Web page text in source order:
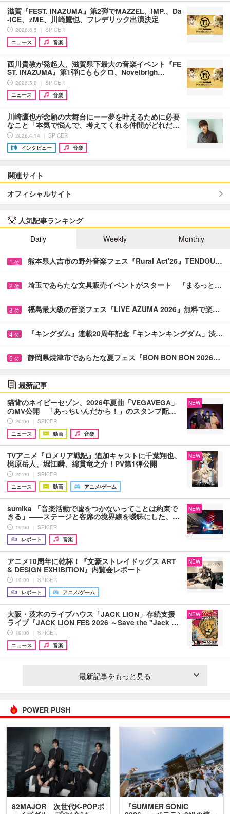
滋賀『FEST. INAZUMA』第2弾でMAZZEL、IMP.、Da
-iCE、≠ME、川崎鷹也、フレデリック出演決定
2026.6.5 ｜ SPICER
ニュース
音楽
西川貴教が発起人、滋賀県下最大の音楽イベント『FE
ST. INAZUMA』第1弾にももクロ、Novelbrigh…
2026.5.8 ｜ SPICER
ニュース
音楽
川崎鷹也が念願の大舞台にーー夢を叶えるために必要
なこと「本気で悩んで、考えてくれる仲間がどれだ…
2026.4.14 ｜ SPICER
インタビュー
音楽
関連サイト
オフィシャルサイト
人気記事ランキング
Daily
Weekly Monthly
1 位 熊本県人吉市の野外音楽フェス『Rural Act'26』TENDOU…
2 位 埼玉であらたな文具販売イベントがスタート 『まるっと…
3 位 福島最大級の音楽フェス『LIVE AZUMA 2026』無料で楽…
4 位 『キングダム』連載20周年記念「キンキンキングダム」渋…
5 位 静岡県焼津市であらたな夏フェス『BON BON BON 2026…
最新記事
猫背のネイビーセゾン、2026年夏曲「VEGAVEGA」
のMV公開 「あっちいんだから！」のスタンプ配…
20:00 ｜ SPICER
ニュース
動画 音楽
NEW
TVアニメ『ロメリア戦記』追加キャストに千葉翔也、
梶原岳人、堀江瞬、綿貫竜之介！PV第1弾公開
20:00 ｜ SPICER
ニュース
動画 アニメ/ゲーム
NEW
sumika 「音楽活動で嘘をつかないってことは約束で
きる」――ステージと客席の境界線を曖昧にした、…
19:00 ｜ SPICER
レポート
音楽
NEW
アニメ10周年に乾杯！『文豪ストレイドッグス ART
& DESIGN EXHIBITION』内覧会レポート
19:00 ｜ SPICER
レポート
アニメ/ゲーム
NEW
大阪・茨木のライブハウス「JACK LION」存続支援
ライブ『JACK LION FES 2026 ～Save the "Jack …
19:00 ｜ SPICER
ニュース
音楽
NEW
最新記事をもっと見る
POWER PUSH
82MAJOR 次世代K-POPボ
『SUMMER SONIC